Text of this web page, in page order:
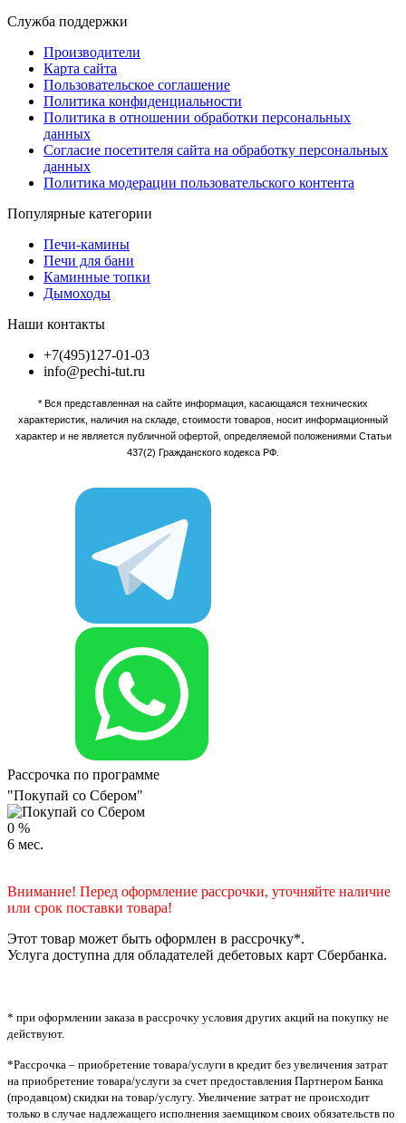
Служба поддержки
Производители
Карта сайта
Пользовательское соглашение
Политика конфиденциальности
Политика в отношении обработки персональных
данных
Согласие посетителя сайта на обработку персональных
данных
Политика модерации пользовательского контента
Популярные категории
Печи-камины
Печи для бани
Каминные топки
Дымоходы
Наши контакты
+7(495)127-01-03
info@pechi-tut.ru
* Вся представленная на сайте информация, касающаяся технических
характеристик, наличия на складе, стоимости товаров, носит информационный
характер и не является публичной офертой, определяемой положениями Статьи
437(2) Гражданского кодекса РФ.
Рассрочка по программе
"Покупай со Сбером"
0 %
6 мес.
Внимание! Перед оформление рассрочки, уточняйте наличие
или срок поставки товара!
Этот товар может быть оформлен в рассрочку*.
Услуга доступна для обладателей дебетовых карт Сбербанка.
* при оформлении заказа в рассрочку условия других акций на покупку не
действуют.
*Рассрочка – приобретение товара/услуги в кредит без увеличения затрат
на приобретение товара/услуги за счет предоставления Партнером Банка
(продавцом) скидки на товар/услугу. Увеличение затрат не происходит
только в случае надлежащего исполнения заемщиком своих обязательств по